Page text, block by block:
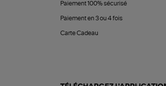
Paiement 100% sécurisé
Paiement en 3 ou 4 fois
Carte Cadeau